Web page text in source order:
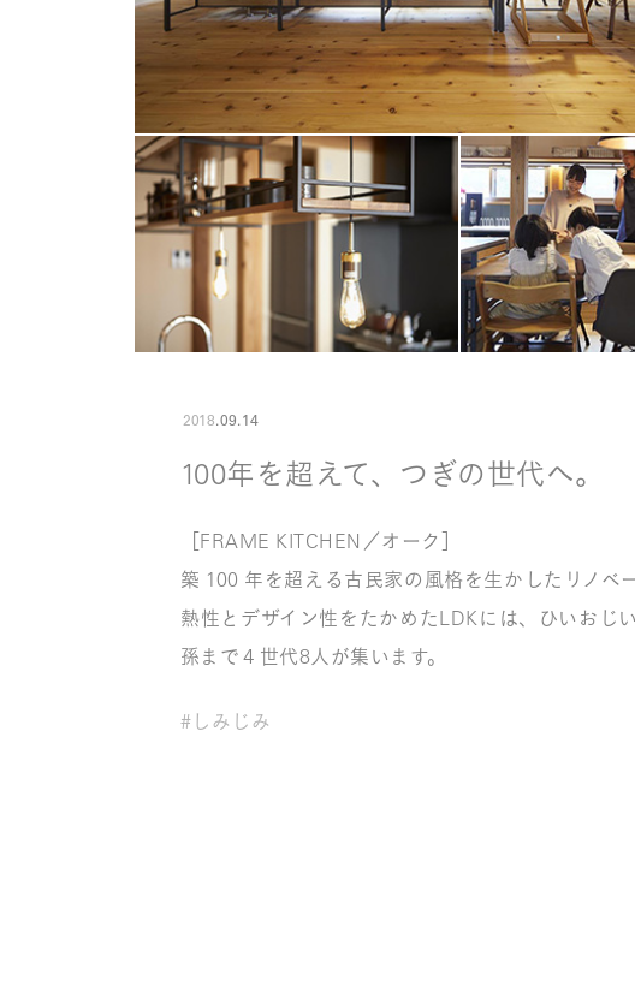
2018.09.14
100年を超えて、つぎの世代へ。
［FRAME KITCHEN／オーク］
築 100 年を超える古民家の風格を生かしたリノベ
熱性とデザイン性をたかめたLDKには、ひいおじ
孫まで４世代8人が集います。
#しみじみ